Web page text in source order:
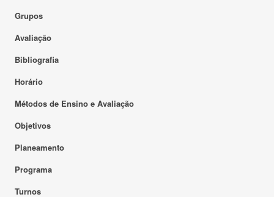
Grupos
Avaliação
Bibliografia
Horário
Métodos de Ensino e Avaliação
Objetivos
Planeamento
Programa
Turnos